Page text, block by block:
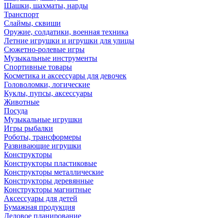
Шашки, шахматы, нарды
Транспорт
Слаймы, сквиши
Оружие, солдатики, военная техника
Летние игрушки и игрушки для улицы
Сюжетно-ролевые игры
Музыкальные инструменты
Спортивные товары
Косметика и аксессуары для девочек
Головоломки, логические
Куклы, пупсы, аксессуары
Животные
Посуда
Музыкальные игрушки
Игры рыбалки
Роботы, трансформеры
Развивающие игрушки
Конструкторы
Конструкторы пластиковые
Конструкторы металлические
Конструкторы деревянные
Конструкторы магнитные
Аксессуары для детей
Бумажная продукция
Деловое планирование